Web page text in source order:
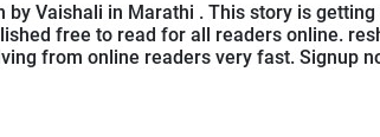
Vaishali in Marathi . This story is
free to read for all readers online.
from online readers very fast. Signup